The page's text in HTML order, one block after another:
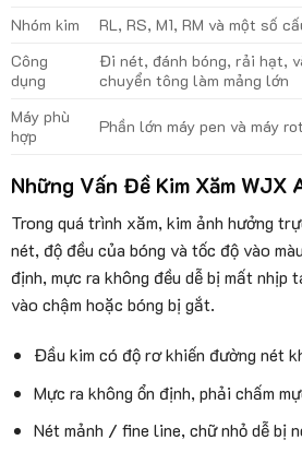
Nhóm kim
RL, RS, M1, RM và một số
Công
dụng
Đi nét, đánh bóng, rải hạt,
chuyển tông làm mảng lớn
Máy phù
hợp
Phần lớn máy pen và máy
Những Vấn Đề Kim Xăm WJX
Trong quá trình xăm, kim ảnh hưởng
nét, độ đều của bóng và tốc độ vào
định, mực ra không đều dễ bị mất nhịp
vào chậm hoặc bóng bị gắt.
Đầu kim có độ rơ khiến đường nét
Mực ra không ổn định, phải chấm
Nét mảnh / fine line, chữ nhỏ dễ bị